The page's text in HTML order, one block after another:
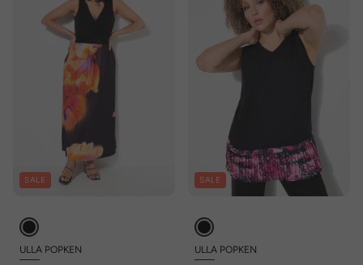
SALE
ULLA POPKEN
SALE
ULLA POPKEN